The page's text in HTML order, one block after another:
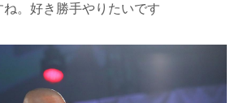
。好き勝手やりたいです